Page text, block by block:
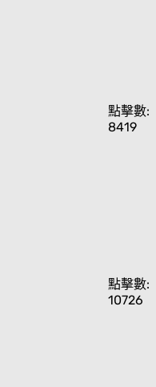
點擊數:
8419
點擊數:
10726